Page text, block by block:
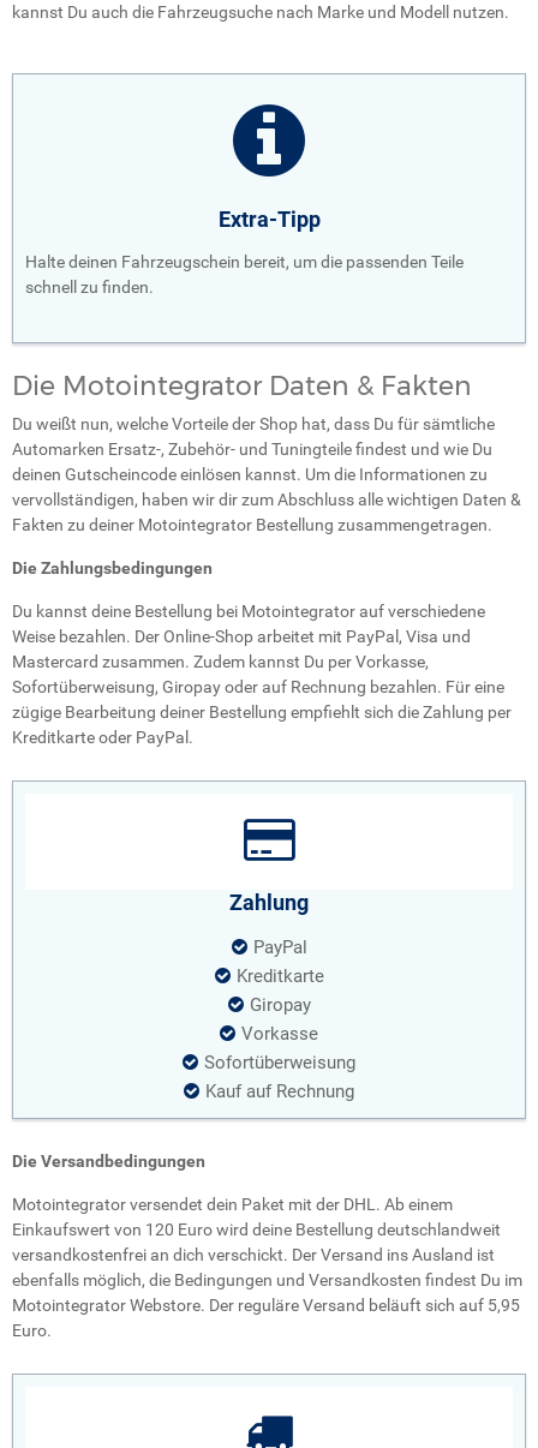
kannst Du auch die Fahrzeugsuche nach Marke und Modell nutzen.
Extra-Tipp
Halte deinen Fahrzeugschein bereit, um die passenden Teile
schnell zu finden.
Die Motointegrator Daten & Fakten
Du weißt nun, welche Vorteile der Shop hat, dass Du für sämtliche
Automarken Ersatz-, Zubehör- und Tuningteile findest und wie Du
deinen Gutscheincode einlösen kannst. Um die Informationen zu
vervollständigen, haben wir dir zum Abschluss alle wichtigen Daten &
Fakten zu deiner Motointegrator Bestellung zusammengetragen.
Die Zahlungsbedingungen
Du kannst deine Bestellung bei Motointegrator auf verschiedene
Weise bezahlen. Der Online-Shop arbeitet mit PayPal, Visa und
Mastercard zusammen. Zudem kannst Du per Vorkasse,
Sofortüberweisung, Giropay oder auf Rechnung bezahlen. Für eine
zügige Bearbeitung deiner Bestellung empfiehlt sich die Zahlung per
Kreditkarte oder PayPal.
Zahlung
PayPal
Kreditkarte
Giropay
Vorkasse
Sofortüberweisung
Kauf auf Rechnung
Die Versandbedingungen
Motointegrator versendet dein Paket mit der DHL. Ab einem
Einkaufswert von 120 Euro wird deine Bestellung deutschlandweit
versandkostenfrei an dich verschickt. Der Versand ins Ausland ist
ebenfalls möglich, die Bedingungen und Versandkosten findest Du im
Motointegrator Webstore. Der reguläre Versand beläuft sich auf 5,95
Euro.